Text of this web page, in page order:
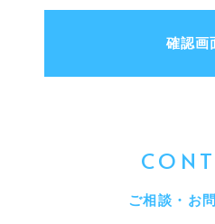
ご相談・お